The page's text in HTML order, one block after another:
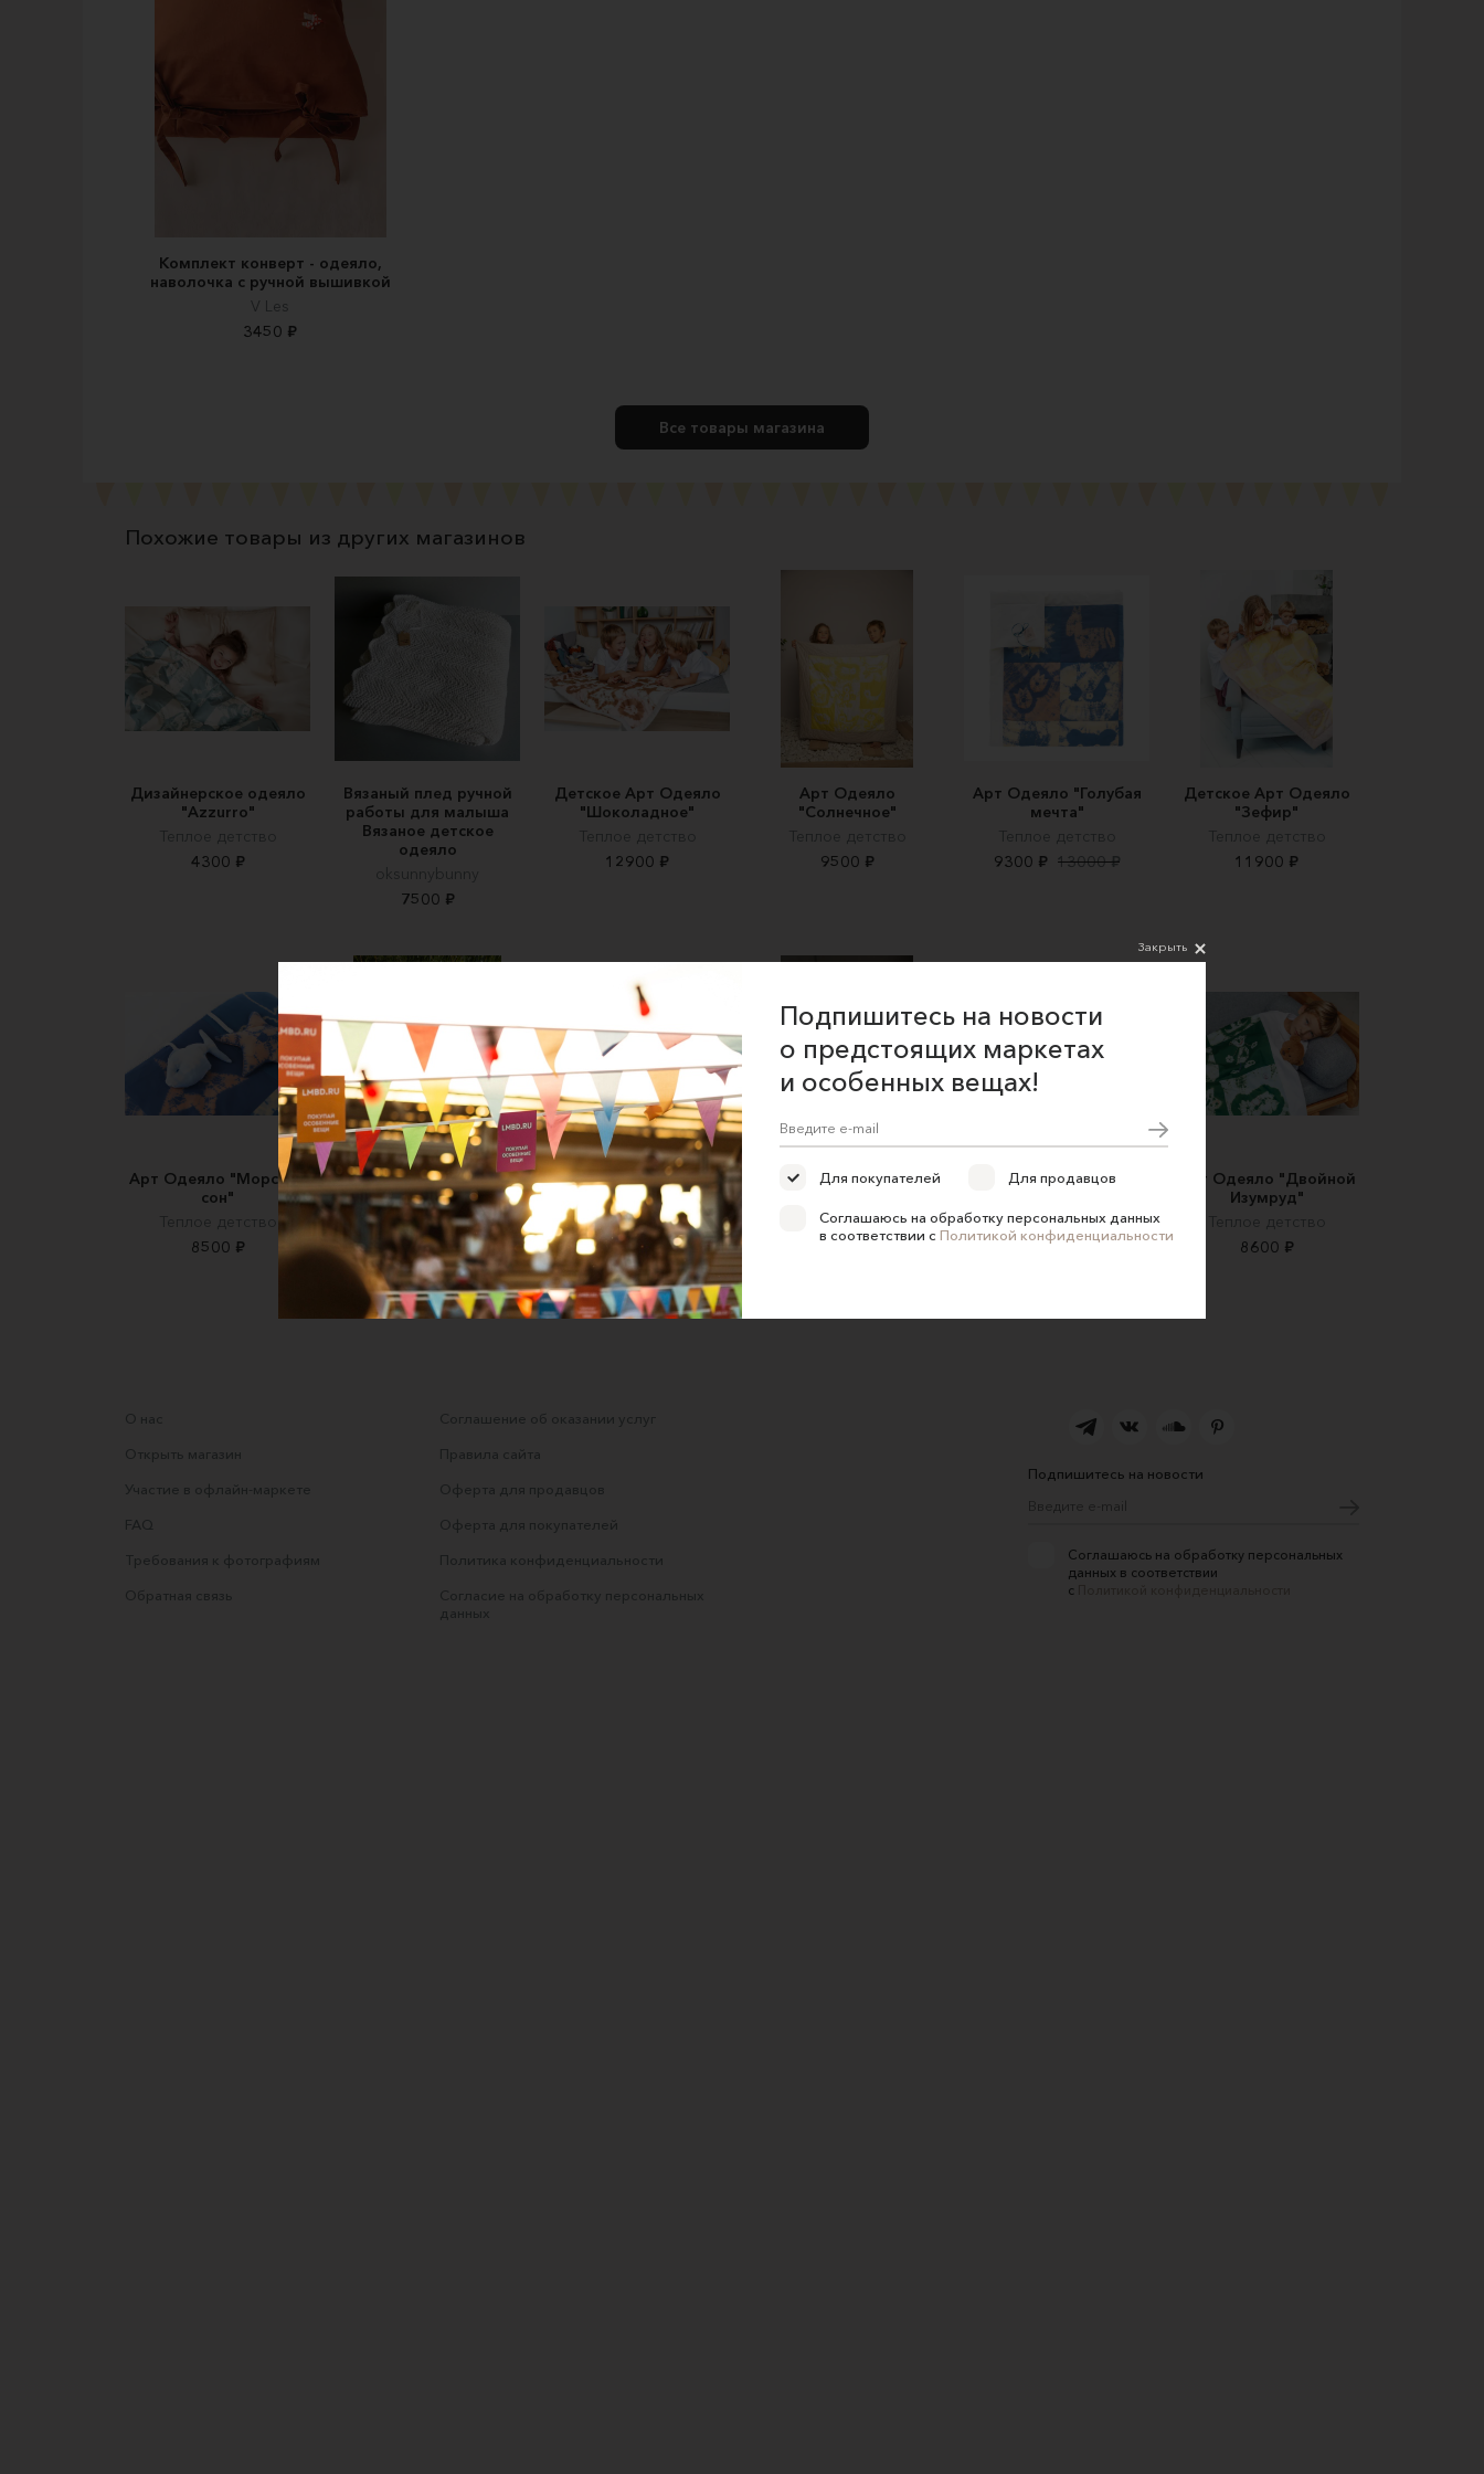
Комплект конверт - одеяло,
наволочка с ручной вышивкой
V Les
3450 ₽
Все товары магазина
Похожие товары из других магазинов
Дизайнерское одеяло
"Azzurro"
Теплое детство
4300 ₽
Вязаный плед ручной
работы для малыша
Вязаное детское
одеяло
oksunnybunny
7500 ₽
Детское Арт Одеяло
"Шоколадное"
Теплое детство
12900 ₽
Арт Одеяло
"Солнечное"
Теплое детство
9500 ₽
Арт Одеяло "Голубая
мечта"
Теплое детство
9300 ₽ 13000 ₽
Детское Арт Одеяло
"Зефир"
Теплое детство
11900 ₽
Арт Одеяло "Морской
сон"
Теплое детство
8500 ₽
Одеяло/Коврик
"Фланелевый Листик"
Follaje_my-shop
4800 ₽
Арт Одеяло "Твоя
Вселенная"
Теплое детство
8300 ₽
Мягкое одеяло из 6-ти
LovelyMAM
4900 ₽
Дизайнерское одеяло
Теплое детство
4300 ₽
Арт Одеяло "Двойной
Изумруд"
Теплое детство
8600 ₽
О нас
Открыть магазин
Участие в офлайн-маркете
FAQ
Требования к фотографиям
Обратная связь
Соглашение об оказании услуг
Правила сайта
Оферта для продавцов
Оферта для покупателей
Политика конфиденциальности
Согласие на обработку персональных
данных
Подпишитесь на новости
Соглашаюсь на обработку персональных
данных в соответствии
с
Закрыть
Подпишитесь на новости
о предстоящих маркетах
и особенных вещах!
Для покупателей Для продавцов
Соглашаюсь на обработку персональных данных
в соответствии с Политикой конфиденциальности